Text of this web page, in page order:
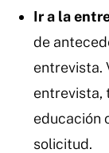
Ir a la
de
entrevista.
entrevista,
educación
solicitud.